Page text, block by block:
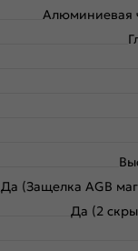
Алюминиевая
Да (Защелка AGB
Да (2